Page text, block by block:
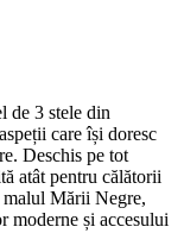
de 3 stele din
care își doresc
Deschis pe tot
atât pentru călătorii
malul Mării Negre,
moderne și accesului